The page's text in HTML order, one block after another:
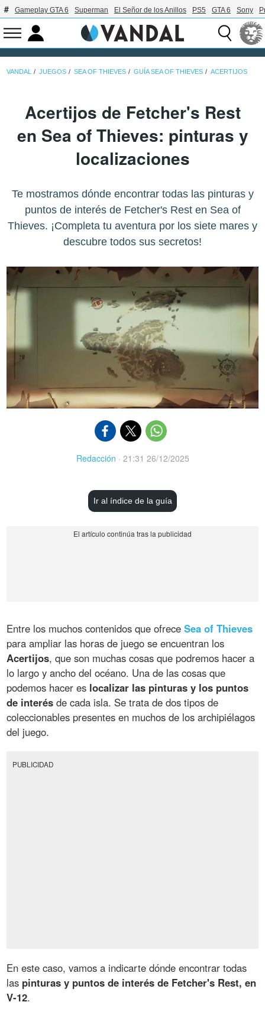
Gameplay GTA 6 Superman El Señor de los Anillos PS5 GTA 6 Sony
VANDAL JUEGOS SEA OF THIEVES GUÍA SEA OF THIEVES ACERTIJOS
Acertijos de Fetcher's Rest
en Sea of Thieves: pinturas y
localizaciones
Te mostramos dónde encontrar todas las pinturas y
puntos de interés de Fetcher's Rest en Sea of
Thieves. ¡Completa tu aventura por los siete mares y
descubre todos sus secretos!
Redacción · 21:31 26/12/2025
Ir al índice de la guía
Entre los muchos contenidos que ofreceSea of Thieves
para ampliar las horas de juego se encuentran los
Acertijos, que son muchas cosas que podremos hacer a
lo largo y ancho del océano. Una de las cosas que
podemos hacer es localizar las pinturas y los puntos
de interés de cada isla. Se trata de dos tipos de
coleccionables presentes en muchos de los archipiélagos
del juego.
PUBLICIDAD
En este caso, vamos a indicarte dónde encontrar todas
las pinturas y puntos de interés de Fetcher's Rest, en
V-12.